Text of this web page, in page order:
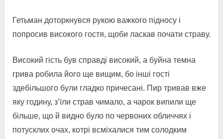
Гетьман доторкнувся рукою важкого підносу і
попросив високого гостя, щоби ласкав почати страву.
Високий гість був справді високий, а буйна темна
грива робила його ще вищим, бо інші гості
здебільшого були гладко причесані. Пир тривав вже
яку годину, з’їли страв чимало, а чарок випили ще
більше, що й видно було по червоних обличчях і
потусклих очах, котрі всміхалися тим солодким